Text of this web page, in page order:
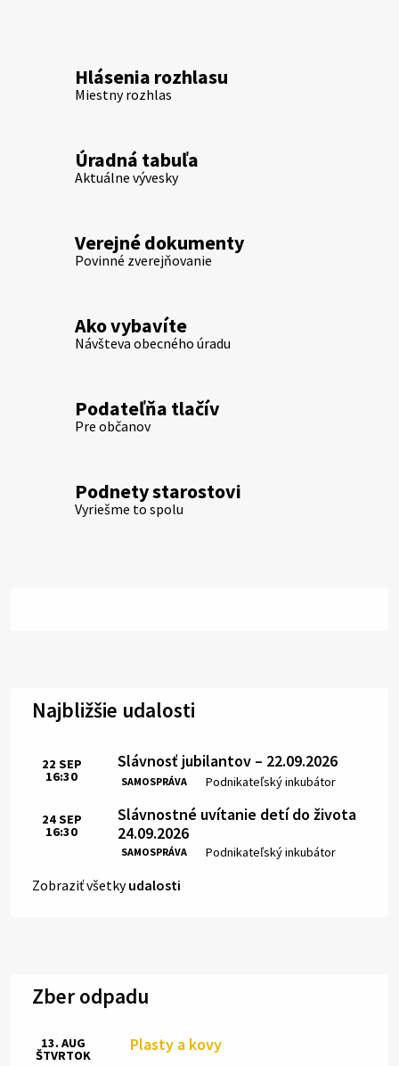
Hlásenia rozhlasu
Miestny rozhlas
Úradná tabuľa
Aktuálne vývesky
Verejné dokumenty
Povinné zverejňovanie
Ako vybavíte
Návšteva obecného úradu
Podateľňa tlačív
Pre občanov
Podnety starostovi
Vyriešme to spolu
Najbližšie udalosti
Slávnosť jubilantov – 22.09.2026
SAMOSPRÁVA Miesto:
Podnikateľský inkubátor
Čas:
22 SEP
16:30
Slávnostné uvítanie detí do života
24.09.2026
SAMOSPRÁVA Miesto:
Podnikateľský inkubátor
Čas:
24SEP
16:30
Zobraziť všetkyudalosti
Zber odpadu
Plasty a kovy
13. AUG
ŠTVRTOK